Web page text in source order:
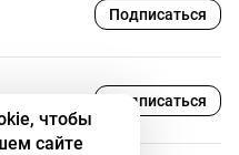
Подписаться
Подписаться
чтобы
сайте